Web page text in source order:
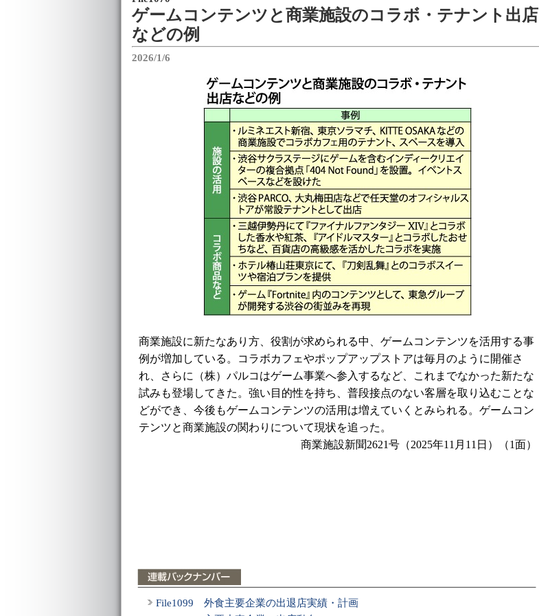
ゲームコンテンツと商業施設のコラボ・テナント出店
などの例
2026/1/6
商業施設に新たなあり方、役割が求められる中、ゲームコンテンツを活用する事
例が増加している。コラボカフェやポップアップストアは毎月のように開催さ
れ、さらに（株）パルコはゲーム事業へ参入するなど、これまでなかった新たな
試みも登場してきた。強い目的性を持ち、普段接点のない客層を取り込むことな
どができ、今後もゲームコンテンツの活用は増えていくとみられる。ゲームコン
テンツと商業施設の関わりについて現状を追った。
商業施設新聞2621号（2025年11月11日）（1面）
File1099 外食主要企業の出退店実績・計画